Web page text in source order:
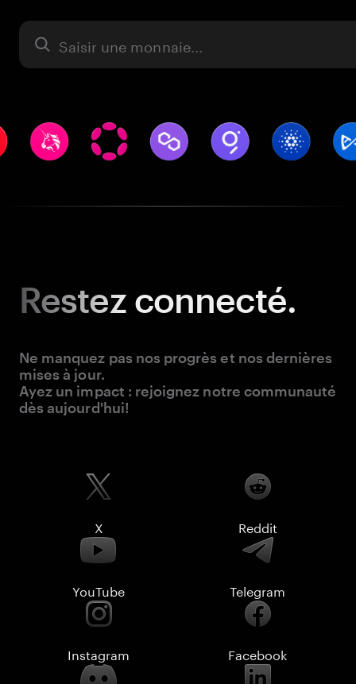
Actifs
Restezconnecté.
Ne manquez pas nos progrès et nos dernières
mises à jour.
Ayez un impact : rejoignez notre communauté
dès aujourd'hui!
X Reddit
YouTube Telegram
Instagram Facebook